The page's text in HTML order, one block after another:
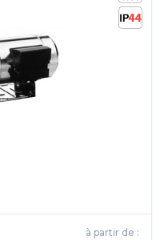
à partir de :